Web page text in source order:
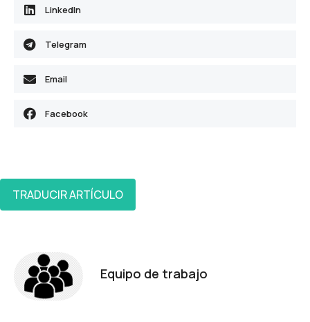
LinkedIn
Telegram
Email
Facebook
TRADUCIR ARTÍCULO
Equipo de trabajo